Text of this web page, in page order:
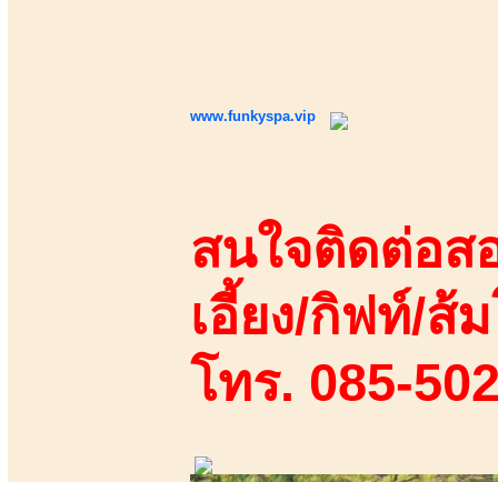
www.funkyspa.vip
สนใจติดต่อส
เอี้ยง/กิฟท์/ส้
โทร. 085-